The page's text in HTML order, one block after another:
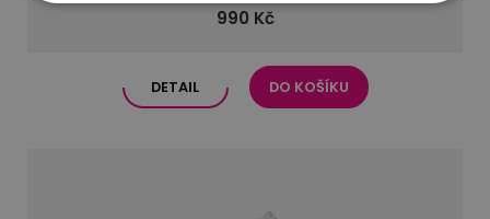
990 Kč
DETAIL DO KOŠÍKU